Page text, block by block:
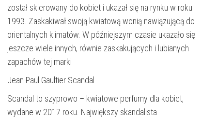
został skierowany do kobiet i ukazał się na rynku w roku
1993. Zaskakiwał swoją kwiatową wonią nawiązującą do
orientalnych klimatów. W późniejszym czasie ukazało się
jeszcze wiele innych, równie zaskakujących i lubianych
zapachów tej marki
Jean Paul Gaultier Scandal
Scandal to szyprowo – kwiatowe perfumy dla kobiet,
wydane w 2017 roku. Największy skandalista